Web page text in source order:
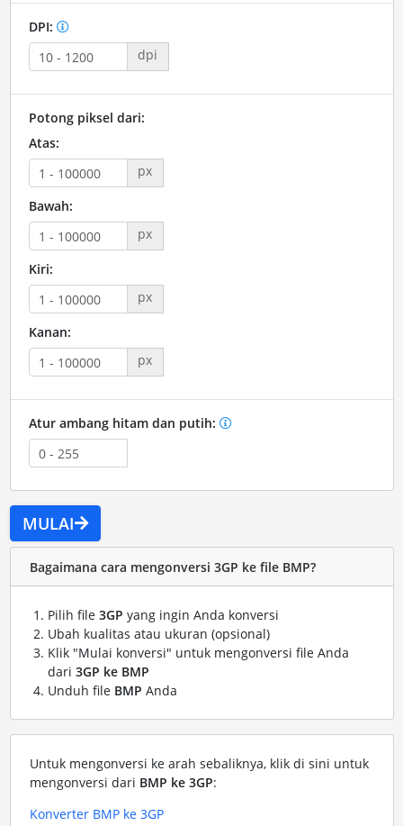
DPI:
dpi
Potong piksel dari:
Atas:
px
Bawah:
px
Kiri:
px
Kanan:
px
Atur ambang hitam dan putih:
MULAI
Bagaimana cara mengonversi 3GP ke file BMP?
Pilih file 3GP yang ingin Anda konversi
Ubah kualitas atau ukuran (opsional)
Klik "Mulai konversi" untuk mengonversi file Anda
dari 3GP ke BMP
Unduh file BMP Anda
Untuk mengonversi ke arah sebaliknya, klik di sini untuk
mengonversi dari BMP ke 3GP:
Konverter BMP ke 3GP